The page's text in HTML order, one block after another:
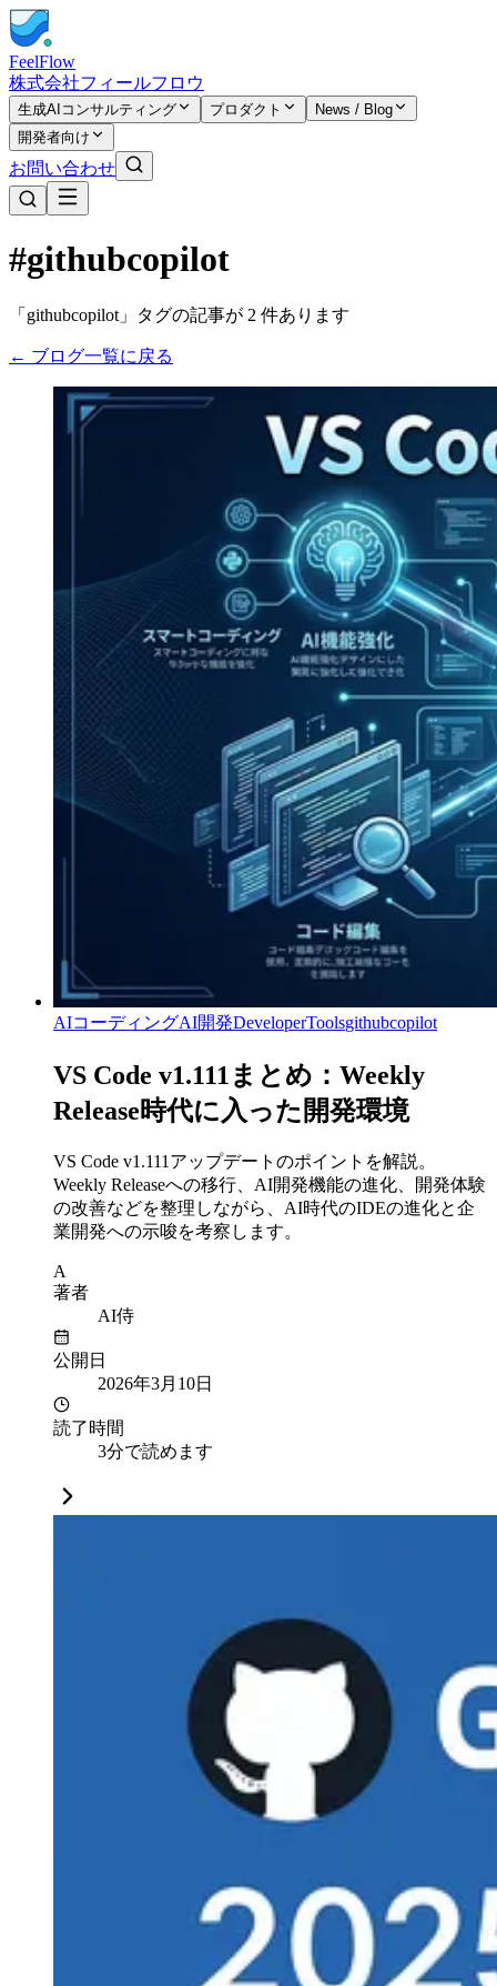
FeelFlow
株式会社フィールフロウ
生成AIコンサルティング プロダクト
News / Blog
開発者向け
お問い合わせ
#githubcopilot
「githubcopilot」タグの記事が 2 件あります
← ブログ一覧に戻る
AIコーディングAI開発DeveloperToolsgithubcopilot
VS Code v1.111まとめ：Weekly
Release時代に入った開発環境
VS Code v1.111アップデートのポイントを解説。
Weekly Releaseへの移行、AI開発機能の進化、開発体験
の改善などを整理しながら、AI時代のIDEの進化と企
業開発への示唆を考察します。
A
著者
AI侍
公開日
2026年3月10日
読了時間
3分で読めます